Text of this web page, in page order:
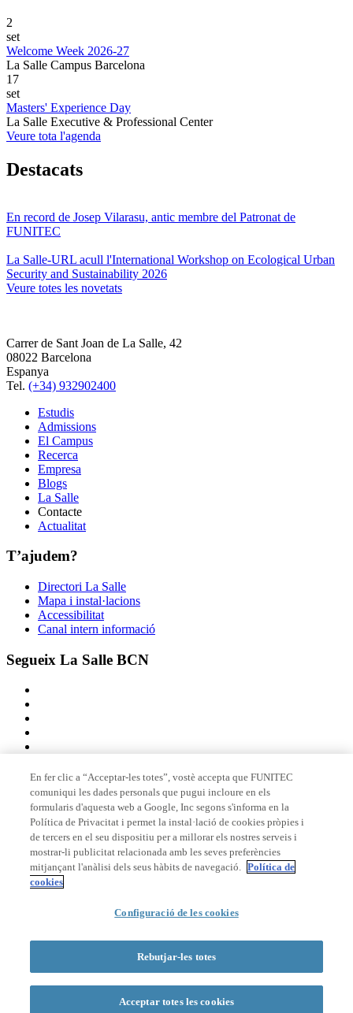
2
set
Welcome Week 2026-27
La Salle Campus Barcelona
17
set
Masters' Experience Day
La Salle Executive & Professional Center
Veure tota l'agenda
Destacats
En record de Josep Vilarasu, antic membre del Patronat de
FUNITEC
La Salle-URL acull l'International Workshop on Ecological Urban
Security and Sustainability 2026
Veure totes les novetats
Carrer de Sant Joan de La Salle, 42
08022 Barcelona
Espanya
Tel. (+34) 932902400
Estudis
Admissions
El Campus
Recerca
Empresa
Blogs
La Salle
Contacte
Actualitat
T’ajudem?
Directori La Salle
Mapa i instal·lacions
Accessibilitat
Canal intern informació
Segueix La Salle BCN
Membre de
Acreditacions
© 2026 La Salle Campus Barcelona - URL |Avís legal
Formulari de cerca
En fer clic a “Acceptar-les totes”, vostè accepta que FUNITEC
comuniqui les dades personals que pugui incloure en els
formularis d'aquesta web a Google, Inc segons s'informa en la
Política de Privacitat i permet la instal·lació de cookies pròpies i
de tercers en el seu dispositiu per a millorar els nostres serveis i
mostrar-li publicitat relacionada amb les seves preferències
mitjançant l'anàlisi dels seus hàbits de navegació. Política de
cookies
Configuració de les cookies
Rebutjar-les totes
Acceptar totes les cookies